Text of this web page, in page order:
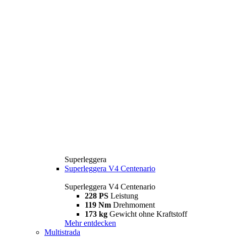
Superleggera
Superleggera V4 Centenario
Superleggera V4 Centenario
228 PS Leistung
119 Nm Drehmoment
173 kg Gewicht ohne Kraftstoff
Mehr entdecken
Multistrada